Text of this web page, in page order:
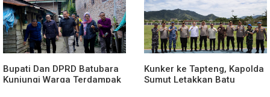
Bupati Dan DPRD Batubara
Kunjungi Warga Terdampak
Kunker ke Tapteng, Kapolda
Sumut Letakkan Batu